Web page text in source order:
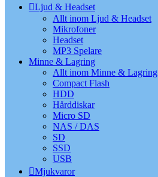
Ljud & Headset
Allt inom Ljud & Headset
Mikrofoner
Headset
MP3 Spelare
Minne & Lagring
Allt inom Minne & Lagring
Compact Flash
HDD
Hårddiskar
Micro SD
NAS / DAS
SD
SSD
USB
Mjukvaror